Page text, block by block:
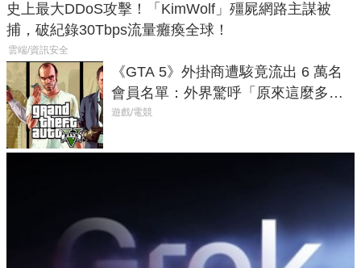
史上最大DDoS攻擊！「KimWolf」殭屍網路主謀被
捕，破紀錄30Tbps流量癱瘓全球！
雲端/資訊安全
《GTA 5》外掛商遭駭竟流出 6 萬名
會員名單：外界驚呼「原來這麼多人
在開掛！」
遊戲/電競